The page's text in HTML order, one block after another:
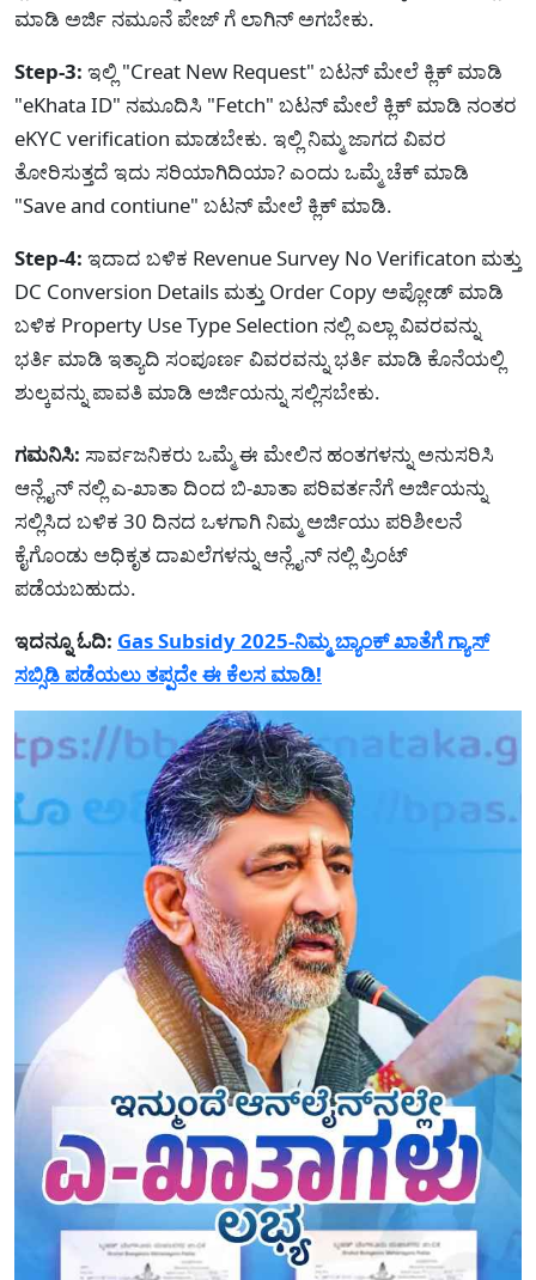
ಮಾಡಿ ಅರ್ಜಿ ನಮೂನೆ ಪೇಜ್ ಗೆ ಲಾಗಿನ್ ಅಗಬೇಕು.
Step-3: ಇಲ್ಲಿ "Creat New Request" ಬಟನ್ ಮೇಲೆ ಕ್ಲಿಕ್ ಮಾಡಿ
"eKhata ID" ನಮೂದಿಸಿ "Fetch" ಬಟನ್ ಮೇಲೆ ಕ್ಲಿಕ್ ಮಾಡಿ ನಂತರ
eKYC verification ಮಾಡಬೇಕು. ಇಲ್ಲಿ ನಿಮ್ಮ ಜಾಗದ ವಿವರ
ತೋರಿಸುತ್ತದೆ ಇದು ಸರಿಯಾಗಿದಿಯಾ? ಎಂದು ಒಮ್ಮೆ ಚೆಕ್ ಮಾಡಿ
"Save and contiune" ಬಟನ್ ಮೇಲೆ ಕ್ಲಿಕ್ ಮಾಡಿ.
Step-4: ಇದಾದ ಬಳಿಕ Revenue Survey No Verificaton ಮತ್ತು
DC Conversion Details ಮತ್ತು Order Copy ಅಪ್ಲೋಡ್ ಮಾಡಿ
ಬಳಿಕ Property Use Type Selection ನಲ್ಲಿ ಎಲ್ಲಾ ವಿವರವನ್ನು
ಭರ್ತಿ ಮಾಡಿ ಇತ್ಯಾದಿ ಸಂಪೂರ್ಣ ವಿವರವನ್ನು ಭರ್ತಿ ಮಾಡಿ ಕೊನೆಯಲ್ಲಿ
ಶುಲ್ಕವನ್ನು ಪಾವತಿ ಮಾಡಿ ಅರ್ಜಿಯನ್ನು ಸಲ್ಲಿಸಬೇಕು.
ಗಮನಿಸಿ: ಸಾರ್ವಜನಿಕರು ಒಮ್ಮೆ ಈ ಮೇಲಿನ ಹಂತಗಳನ್ನು ಅನುಸರಿಸಿ
ಆನ್ಲೈನ್ ನಲ್ಲಿ ಎ-ಖಾತಾ ದಿಂದ ಬಿ-ಖಾತಾ ಪರಿವರ್ತನೆಗೆ ಅರ್ಜಿಯನ್ನು
ಸಲ್ಲಿಸಿದ ಬಳಿಕ 30 ದಿನದ ಒಳಗಾಗಿ ನಿಮ್ಮ ಅರ್ಜಿಯು ಪರಿಶೀಲನೆ
ಕೈಗೊಂಡು ಅಧಿಕೃತ ದಾಖಲೆಗಳನ್ನು ಆನ್ಲೈನ್ ನಲ್ಲಿ ಪ್ರಿಂಟ್
ಪಡೆಯಬಹುದು.
ಇದನ್ನೂ ಓದಿ: Gas Subsidy 2025-ನಿಮ್ಮ ಬ್ಯಾಂಕ್ ಖಾತೆಗೆ ಗ್ಯಾಸ್
ಸಬ್ಸಿಡಿ ಪಡೆಯಲು ತಪ್ಪದೇ ಈ ಕೆಲಸ ಮಾಡಿ!